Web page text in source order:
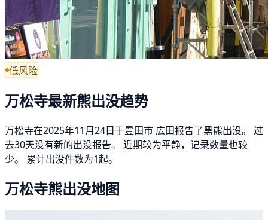
低风险
万松寺最新熊出没趋势
万松寺在2025年11月24日于豊田市 広田报告了黑熊出没。 过
去30天没有新的出没报告。 近期较为平静，记录数量也较
少。 累计出没件数为1起。
万松寺熊出没地图